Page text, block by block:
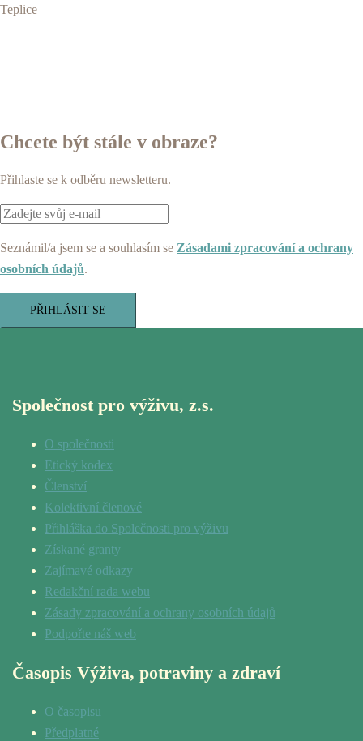
Teplice
Chcete být stále v obraze?
Přihlaste se k odběru newsletteru.
Seznámil/a jsem se a souhlasím se Zásadami zpracování a ochrany
osobních údajů.
PŘIHLÁSIT SE
Společnost pro výživu, z.s.
O společnosti
Etický kodex
Členství
Kolektivní členové
Přihláška do Společnosti pro výživu
Získané granty
Zajímavé odkazy
Redakční rada webu
Zásady zpracování a ochrany osobních údajů
Podpořte náš web
Časopis Výživa, potraviny a zdraví
O časopisu
Předplatné